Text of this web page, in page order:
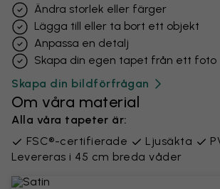
Ändra storlek eller färger
Lägga till eller ta bort ett objekt
Anpassa en detalj
Skapa din egen tapet från ett foto
Skapa din bildförfrågan
Om våra material
Alla våra tapeter är:
FSC®-certifierade
Ljusäkta
Levereras i 45 cm breda våder